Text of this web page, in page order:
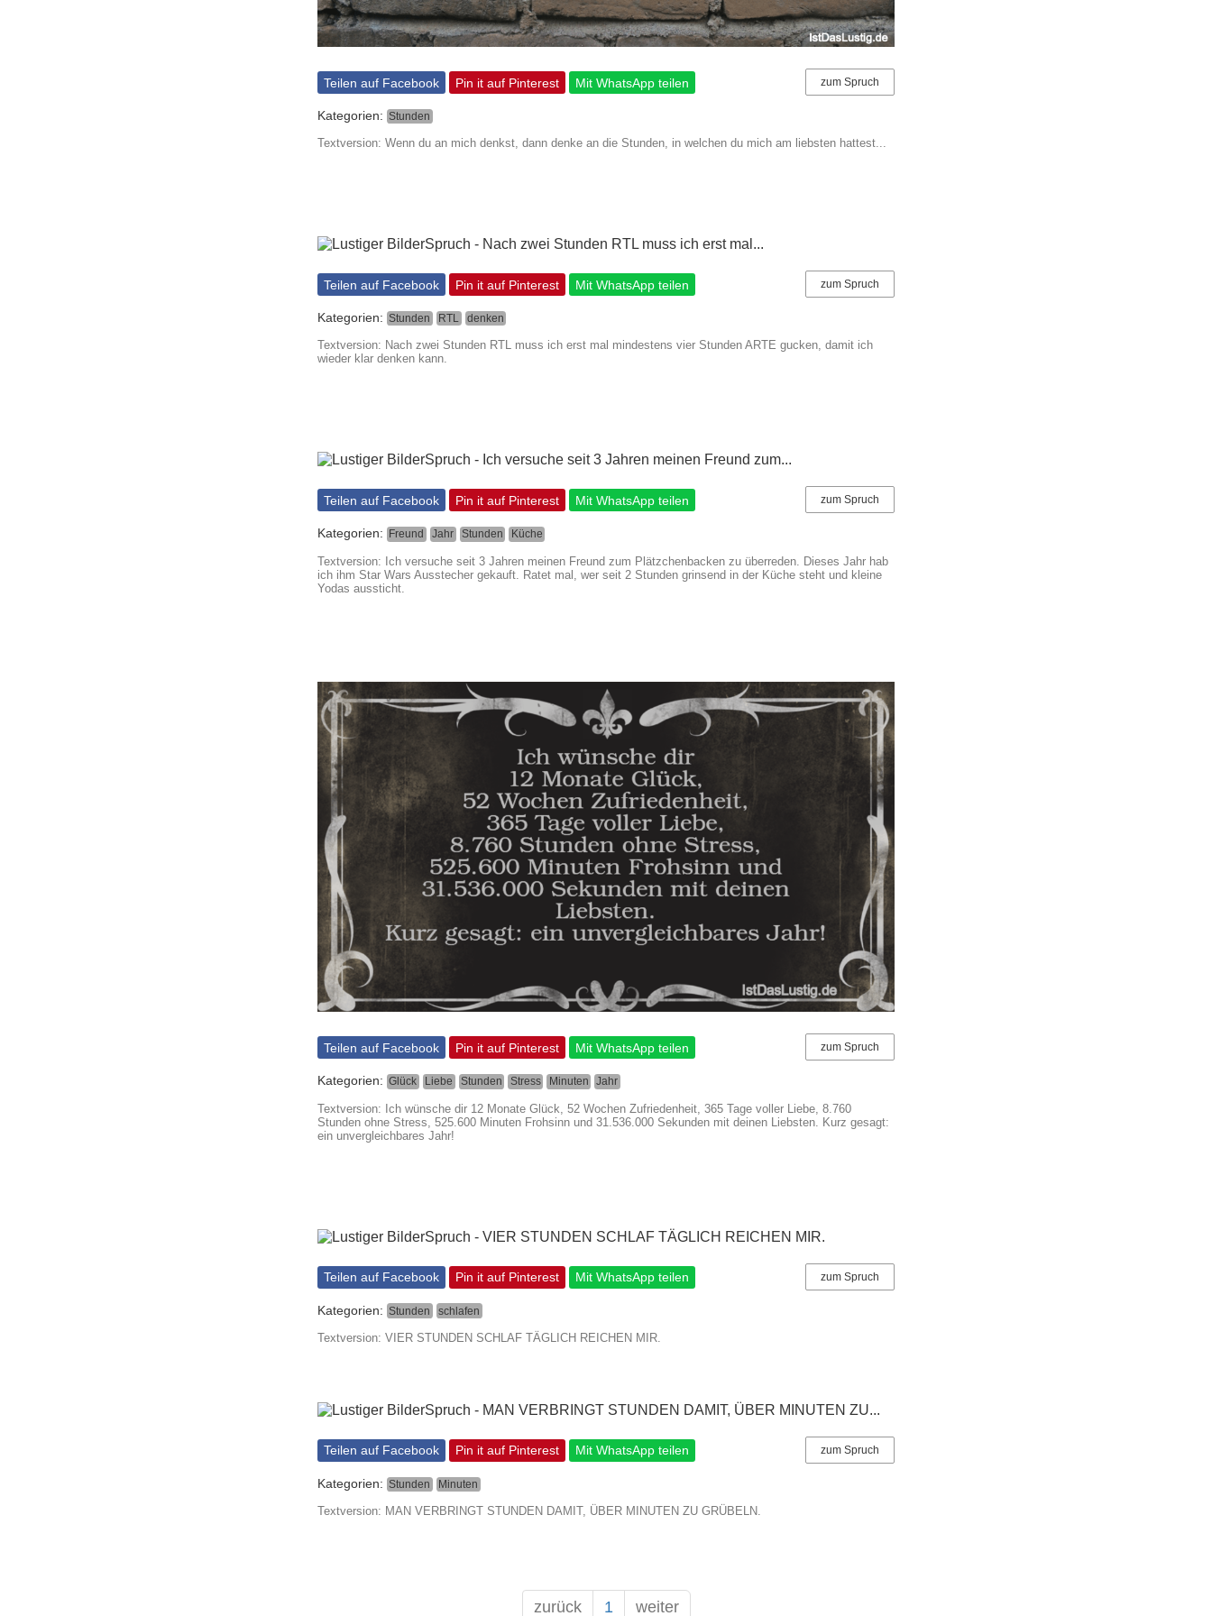
zum Spruch
Teilen auf Facebook Pin it auf Pinterest Mit WhatsApp teilen
Kategorien: Stunden
Textversion: Wenn du an mich denkst, dann denke an die Stunden, in welchen du mich am liebsten hattest...
zum Spruch
Teilen auf Facebook Pin it auf Pinterest Mit WhatsApp teilen
Kategorien: Stunden RTL denken
Textversion: Nach zwei Stunden RTL muss ich erst mal mindestens vier Stunden ARTE gucken, damit ich
wieder klar denken kann.
zum Spruch
Teilen auf Facebook Pin it auf Pinterest Mit WhatsApp teilen
Kategorien: Freund Jahr Stunden Küche
Textversion: Ich versuche seit 3 Jahren meinen Freund zum Plätzchenbacken zu überreden. Dieses Jahr hab
ich ihm Star Wars Ausstecher gekauft. Ratet mal, wer seit 2 Stunden grinsend in der Küche steht und kleine
Yodas aussticht.
zum Spruch
Teilen auf Facebook Pin it auf Pinterest Mit WhatsApp teilen
Kategorien: Glück Liebe Stunden Stress Minuten Jahr
Textversion: Ich wünsche dir 12 Monate Glück, 52 Wochen Zufriedenheit, 365 Tage voller Liebe, 8.760
Stunden ohne Stress, 525.600 Minuten Frohsinn und 31.536.000 Sekunden mit deinen Liebsten. Kurz gesagt:
ein unvergleichbares Jahr!
zum Spruch
Teilen auf Facebook Pin it auf Pinterest Mit WhatsApp teilen
Kategorien: Stunden schlafen
Textversion: VIER STUNDEN SCHLAF TÄGLICH REICHEN MIR.
zum Spruch
Teilen auf Facebook Pin it auf Pinterest Mit WhatsApp teilen
Kategorien: Stunden Minuten
Textversion: MAN VERBRINGT STUNDEN DAMIT, ÜBER MINUTEN ZU GRÜBELN.
zurück 1 weiter